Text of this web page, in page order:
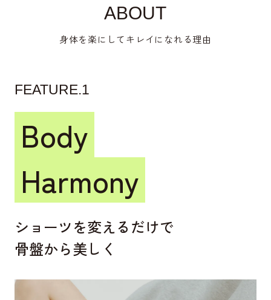
ABOUT
身体を楽にしてキレイになれる理由
FEATURE.1
Body
Harmony
ショーツを変えるだけで
骨盤から美しく